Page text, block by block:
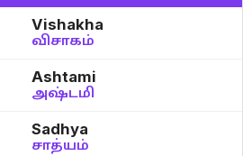
Vishakha
விசாகம்
Ashtami
அஷ்டமி
Sadhya
சாத்யம்